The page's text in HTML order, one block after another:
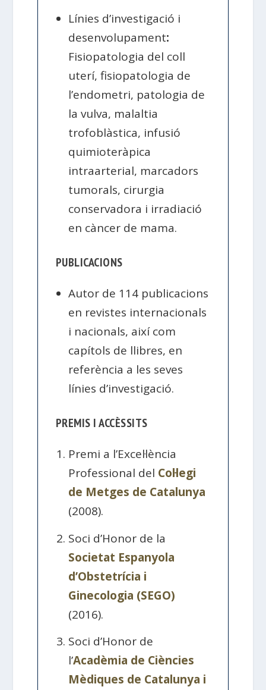
Línies d’investigació i
desenvolupament:
Fisiopatologia del coll
uterí, fisiopatologia de
l’endometri, patologia de
la vulva, malaltia
trofoblàstica, infusió
quimioteràpica
intraarterial, marcadors
tumorals, cirurgia
conservadora i irradiació
en càncer de mama.
PUBLICACIONS
Autor de 114 publicacions
en revistes internacionals
i nacionals, així com
capítols de llibres, en
referència a les seves
línies d’investigació.
PREMIS I ACCÈSSITS
Premi a l’Excel·lència
Professional del Col·legi
de Metges de Catalunya
(2008).
Soci d’Honor de la
Societat Espanyola
d’Obstetrícia i
Ginecologia (SEGO)
(2016).
Soci d’Honor de
l’Acadèmia de Ciències
Mèdiques de Catalunya i